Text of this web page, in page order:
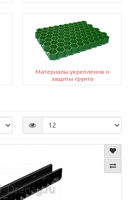
Материалы укрепления и
защиты грунта